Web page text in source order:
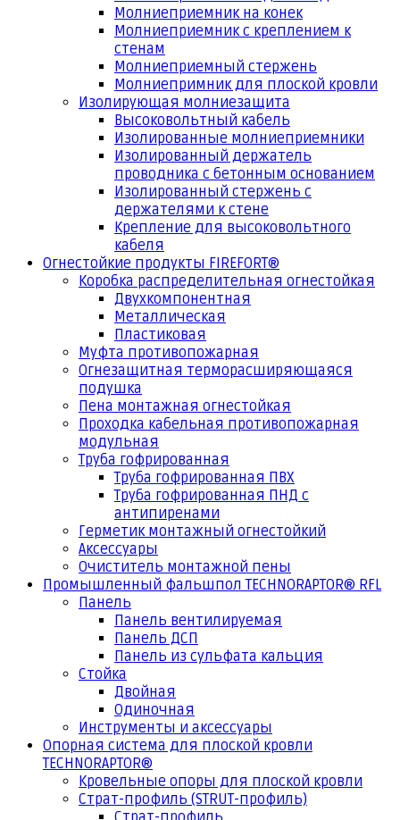
Молниеприемник на конек
Молниеприемник с креплением к
стенам
Молниеприемный стержень
Молниепримник для плоской кровли
Изолирующая молниезащита
Высоковольтный кабель
Изолированные молниеприемники
Изолированный держатель
проводника с бетонным основанием
Изолированный стержень с
держателями к стене
Крепление для высоковольтного
кабеля
Огнестойкие продукты FIREFORT®
Коробка распределительная огнестойкая
Двухкомпонентная
Металлическая
Пластиковая
Муфта противопожарная
Огнезащитная терморасширяющаяся
подушка
Пена монтажная огнестойкая
Проходка кабельная противопожарная
модульная
Труба гофрированная
Труба гофрированная ПВХ
Труба гофрированная ПНД с
антипиренами
Герметик монтажный огнестойкий
Аксессуары
Очиститель монтажной пены
Промышленный фальшпол TECHNORAPTOR® RFL
Панель
Панель вентилируемая
Панель ДСП
Панель из сульфата кальция
Стойка
Двойная
Одиночная
Инструменты и аксессуары
Опорная система для плоской кровли
TECHNORAPTOR®
Кровельные опоры для плоской кровли
Страт-профиль (STRUT-профиль)